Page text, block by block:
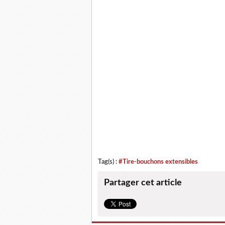
Tag(s) : #Tire-bouchons extensibles
Partager cet article